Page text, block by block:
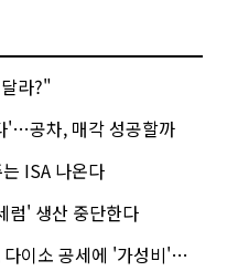
라?"
'…공차, 매각 성공할까
ISA 나온다
럼' 생산 중단한다
공세에 '가성비'로 맞불